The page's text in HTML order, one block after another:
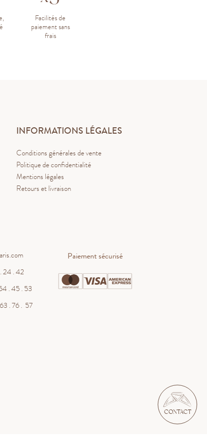
Personnalisez vos préférences pour contrôler la manière
CONTACT
WHATSAPP
Facilités de
paiement sans
frais
INFORMATIONS LÉGALES
Conditions générales de vente
Politique de confidentialité
Mentions légales
Retours et livraison
24 . 42
. 45 . 53
. 76 . 57
Paiement sécurisé